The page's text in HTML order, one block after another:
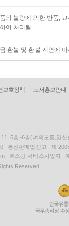
의 불량에 의한 반품,
여 처리됨
환불 및 환불 지연에
보호정책 도서홍보안내
5층~6층(여의도동,일신
통신판매업신고 : 제
호스팅 서비스사업자 :
Reserved.